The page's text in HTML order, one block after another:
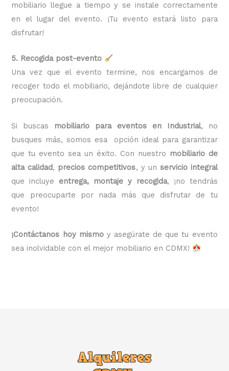
mobiliario llegue a tiempo y se instale correctamente
en el lugar del evento. ¡Tu evento estará listo para
disfrutar!
5. Recogida post-evento
Una vez que el evento termine, nos encargamos de
recoger todo el mobiliario, dejándote libre de cualquier
preocupación.
Si buscas mobiliario para eventos en Industrial, no
busques más, somos esa opción ideal para garantizar
que tu evento sea un éxito. Con nuestro mobiliario de
alta calidad, precios competitivos, y un servicio integral
que incluye entrega, montaje y recogida, ¡no tendrás
que preocuparte por nada más que disfrutar de tu
evento!
¡Contáctanos hoy mismoy asegúrate de que tu evento
sea inolvidable con el mejor mobiliario en CDMX!